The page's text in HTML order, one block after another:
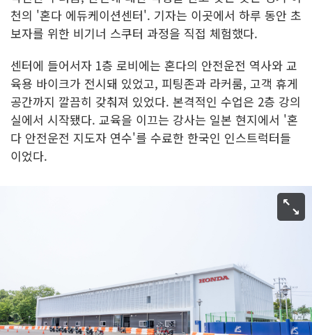
천의 '혼다 에듀케이션센터'. 기자는 이곳에서 하루 동안 초
보자를 위한 비기너 스쿠터 과정을 직접 체험했다.
센터에 들어서자 1층 로비에는 혼다의 안전운전 역사와 교
육용 바이크가 전시돼 있었고, 피팅존과 라커룸, 고객 휴게
공간까지 깔끔히 갖춰져 있었다. 본격적인 수업은 2층 강의
실에서 시작됐다. 교육을 이끄는 강사는 일본 현지에서 '혼
다 안전운전 지도자 연수'를 수료한 한국인 인스트럭터들
이었다.